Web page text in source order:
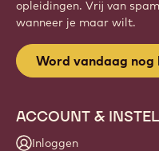
opleidingen. Vrij van
wanneer je maar wilt.
Word vandaag nog
ACCOUNT &
Inloggen